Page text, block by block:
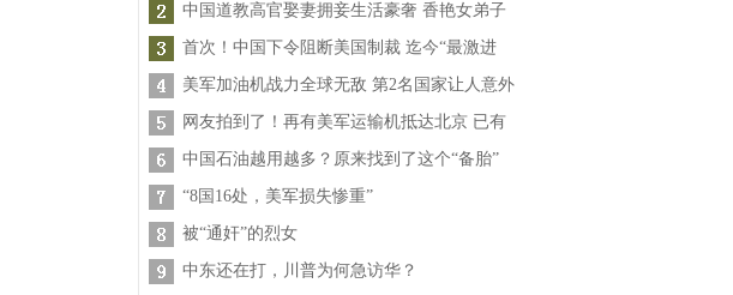
中国道教高官娶妻拥妾生活豪奢 香艳女弟子
首次！中国下令阻断美国制裁 迄今“最激进
美军加油机战力全球无敌 第2名国家让人意外
网友拍到了！再有美军运输机抵达北京 已有
中国石油越用越多？原来找到了这个“备胎”
“8国16处，美军损失惨重”
被“通奸”的烈女
中东还在打，川普为何急访华？